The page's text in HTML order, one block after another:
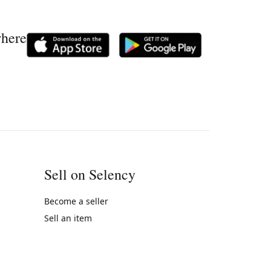
Sell on Selency
Become a seller
Sell an item